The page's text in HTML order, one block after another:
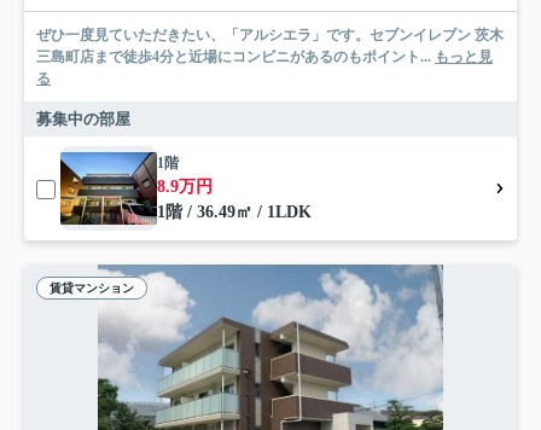
ぜひ一度見ていただきたい、「アルシエラ」です。セブンイレブン 茨木
三島町店まで徒歩4分と近場にコンビニがあるのもポイント... もっと見
る
募集中の部屋
1階
8.9万円
1階 / 36.49㎡ / 1LDK
賃貸マンション